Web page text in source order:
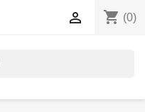
shopping_cart (0)
